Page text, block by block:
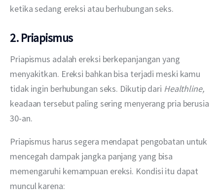
ketika sedang ereksi atau berhubungan seks.
2. Priapismus
Priapismus adalah ereksi berkepanjangan yang
menyakitkan. Ereksi bahkan bisa terjadi meski kamu
tidak ingin berhubungan seks. Dikutip dari Healthline,
keadaan tersebut paling sering menyerang pria berusia
30-an.
Priapismus harus segera mendapat pengobatan untuk
mencegah dampak jangka panjang yang bisa
memengaruhi kemampuan ereksi. Kondisi itu dapat
muncul karena: